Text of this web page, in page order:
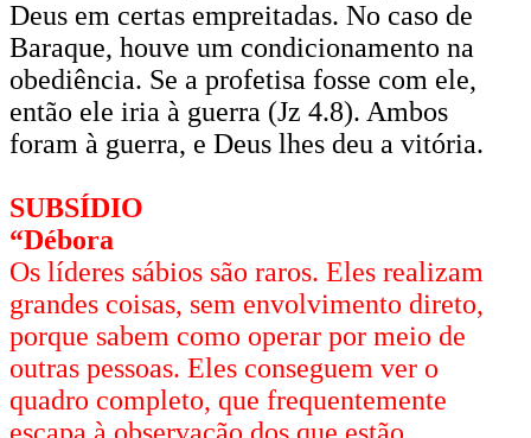
Deus em certas empreitadas. No caso de
Baraque, houve um condicionamento na
obediência. Se a profetisa fosse com ele,
então ele iria à guerra (Jz 4.8). Ambos
foram à guerra, e Deus lhes deu a vitória.
SUBSÍDIO
“Débora
Os líderes sábios são raros. Eles realizam
grandes coisas, sem envolvimento direto,
porque sabem como operar por meio de
outras pessoas. Eles conseguem ver o
quadro completo, que frequentemente